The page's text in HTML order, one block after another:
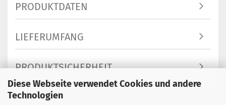
Diese Webseite verwendet Cookies und andere
Technologien
PRODUKTDATEN
LIEFERUMFANG
PRODUKTSICHERHEIT